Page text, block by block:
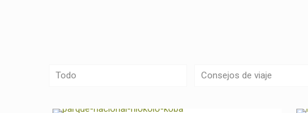
Todo Consejos de viaje